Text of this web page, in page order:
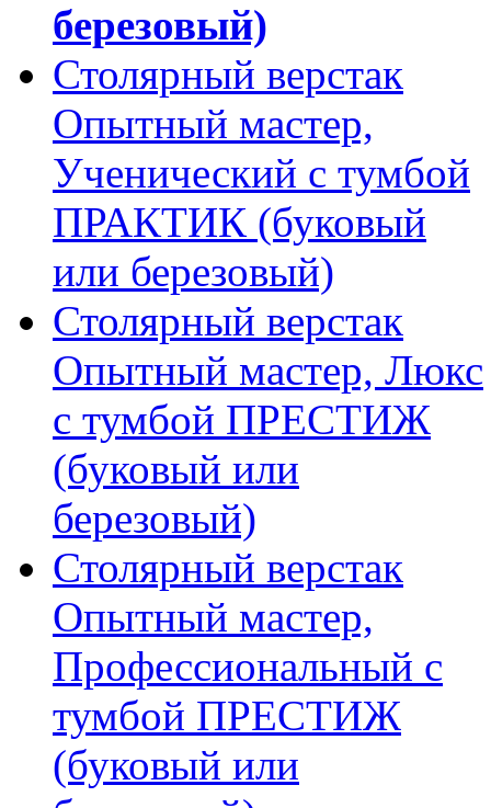
березовый)
Столярный верстак
Опытный мастер,
Ученический с тумбой
ПРАКТИК (буковый
или березовый)
Столярный верстак
Опытный мастер, Люкс
с тумбой ПРЕСТИЖ
(буковый или
березовый)
Столярный верстак
Опытный мастер,
Профессиональный с
тумбой ПРЕСТИЖ
(буковый или